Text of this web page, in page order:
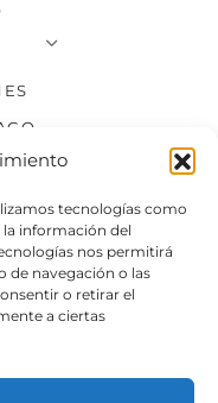
tecnologías como
la información del
nos permitirá
de navegación o las
o retirar el
a ciertas